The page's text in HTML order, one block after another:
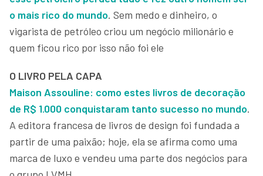
o mais rico do mundo. Sem medo e dinheiro, o
vigarista de petróleo criou um negócio milionário e
quem ficou rico por isso não foi ele
O LIVRO PELA CAPA
Maison Assouline: como estes livros de decoração
de R$ 1.000 conquistaram tanto sucesso no mundo.
A editora francesa de livros de design foi fundada a
partir de uma paixão; hoje, ela se afirma como uma
marca de luxo e vendeu uma parte dos negócios para